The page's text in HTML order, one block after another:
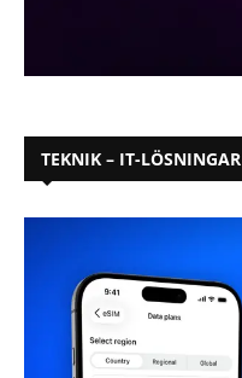
TEKNIK – IT-LÖSNINGAR